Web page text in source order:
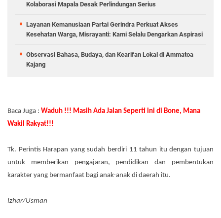
Kolaborasi Mapala Desak Perlindungan Serius
Layanan Kemanusiaan Partai Gerindra Perkuat Akses
Kesehatan Warga, Misrayanti: Kami Selalu Dengarkan Aspirasi
Observasi Bahasa, Budaya, dan Kearifan Lokal di Ammatoa
Kajang
Baca Juga : Waduh !!! Masih Ada Jalan Seperti ini di Bone, Mana
Wakil Rakyat!!!
Tk. Perintis Harapan yang sudah berdiri 11 tahun itu dengan tujuan
untuk memberikan pengajaran, pendidikan dan pembentukan
karakter yang bermanfaat bagi anak-anak di daerah itu.
Izhar/Usman